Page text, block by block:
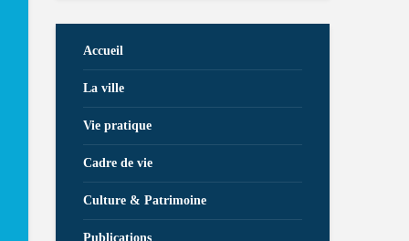
Accueil
La ville
Vie pratique
Cadre de vie
Culture & Patrimoine
Publications